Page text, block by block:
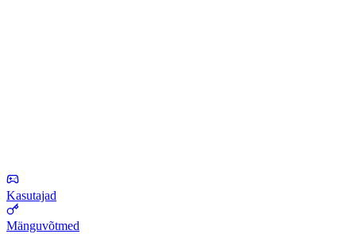
Kasutajad
Mänguvõtmed